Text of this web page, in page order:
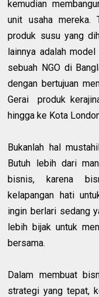
kemudian
unit usaha mereka.
produk susu yang
lainnya adalah
sebuah NGO di
dengan bertujuan
Gerai
produk
hingga ke Kota
Bukanlah hal
Butuh lebih dari
bisnis, karena
kelapangan hati
ingin berlari sedang
lebih bijak untuk
bersama.
Dalam membuat
strategi yang tepat,